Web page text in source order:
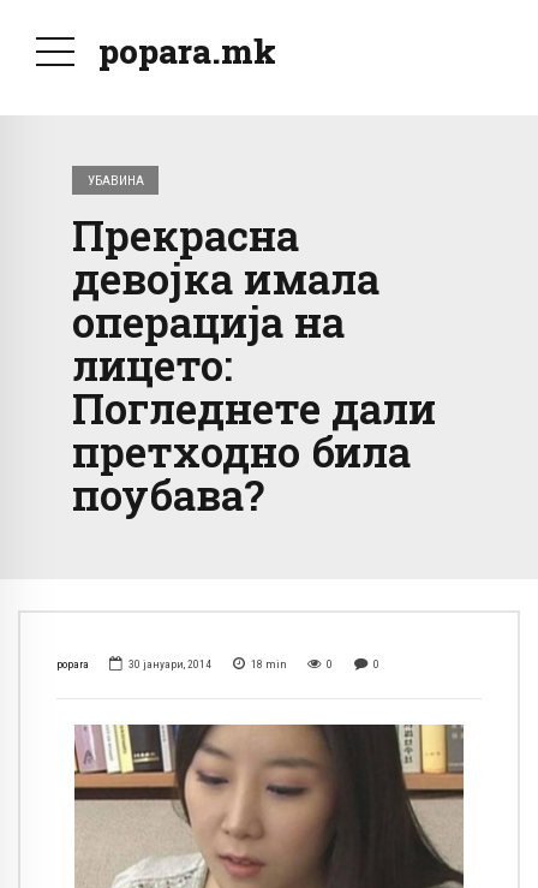
popara.mk
УБАВИНА
Прекрасна
девојка имала
операција на
лицето:
Погледнете дали
претходно била
поубава?
popara 30 јануари, 2014 18 min 0 0